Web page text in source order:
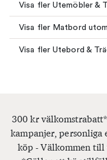
Visa fler Utemöbler &
Visa fler Matbord
Visa fler Utebord &
300 kr
kampanjer, personliga
köp - Välkommen till